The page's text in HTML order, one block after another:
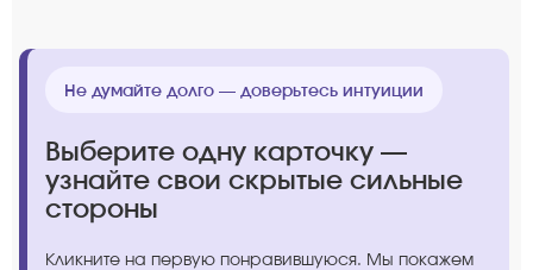
Не думайте долго — доверьтесь интуиции
Выберите одну карточку —
узнайте свои скрытые сильные
стороны
Кликните на первую понравившуюся. Мы покажем